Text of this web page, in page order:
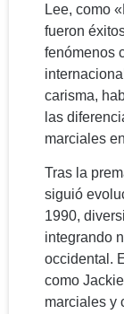
Lee, como
fueron
fenómenos
carisma,
las
marciales
Tras la
siguió
1990,
integrando
occidental.
como
marciales y